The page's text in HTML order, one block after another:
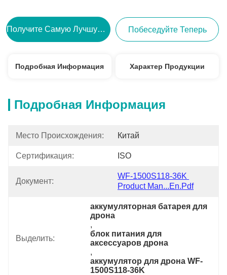
Получите Самую Лучшую Цену Побеседуйте Теперь
Подробная Информация Характер Продукции
Подробная Информация
Место Происхождения: Китай
Сертификация: ISO
Документ:
WF-1500S118-36K
Product Man...en.pdf
Выделить:
аккумуляторная батарея для
дрона
,
блок питания для
аксессуаров дрона
,
аккумулятор для дрона WF-
1500S118-36K